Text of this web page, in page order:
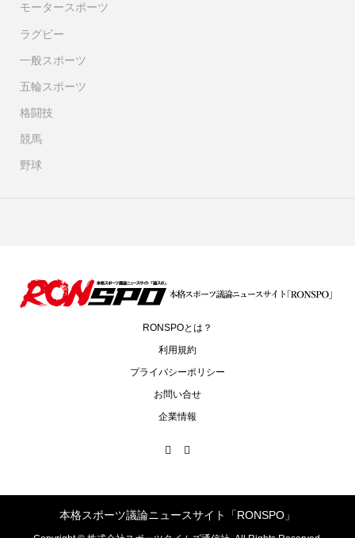
モータースポーツ
ラグビー
一般スポーツ
五輪スポーツ
格闘技
競馬
野球
RONSPOとは？
利用規約
プライバシーポリシー
お問い合せ
企業情報
本格スポーツ議論ニュースサイト「RONSPO」